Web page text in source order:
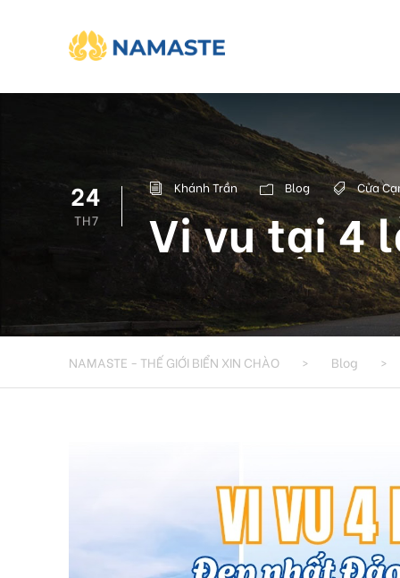
24
TH7
Khánh Trần Blog Cửa
Vi vu tại 4
NAMASTE - THẾ GIỚI BIỂN XIN CHÀO > Blog >